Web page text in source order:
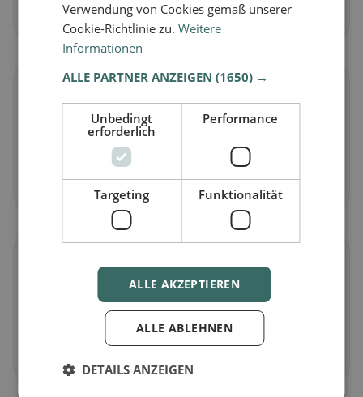
Jetzt entdecken →
🥕
Vegetarischin Alpthal
Fleischlose Gerichte & vegetarische Klassiker
Jetzt entdecken →
Glutenfreiin Alpthal
Glutenfreie Optionen & Community-Tipps
Verwendung von Cookies gemäß unserer
Cookie-Richtlinie zu.Weitere
Informationen
ALLE PARTNER ANZEIGEN(1650) →
Unbedingt
erforderlich
Performance
Targeting Funktionalität
ALLE AKZEPTIEREN
ALLE ABLEHNEN
DETAILS ANZEIGEN